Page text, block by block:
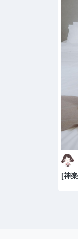
[神